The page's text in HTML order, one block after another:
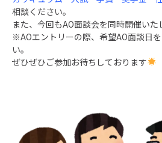
相談ください。
また、今回もAO面談会を同時開催いた
※AOエントリーの際、希望AO面談日
い。
ぜひぜひご参加お待ちしております